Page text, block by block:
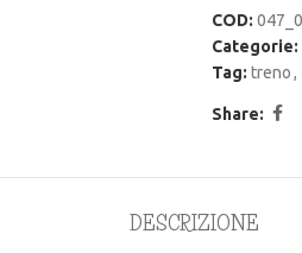
COD:
Categorie:
Tag: treno,
Share:
DESCRIZIONE